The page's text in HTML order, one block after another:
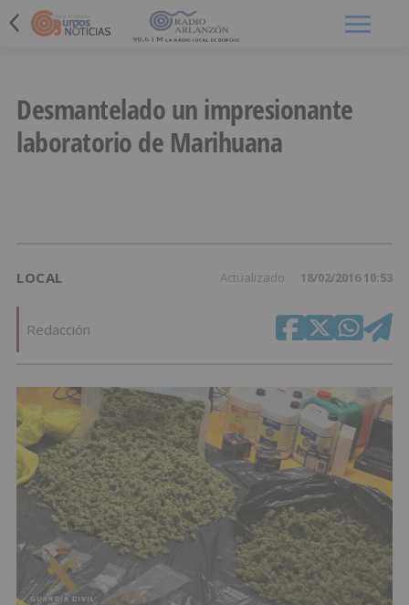
Desmantelado un impresionante
laboratorio de Marihuana
LOCAL Actualizado 18/02/2016 10:53
Redacción